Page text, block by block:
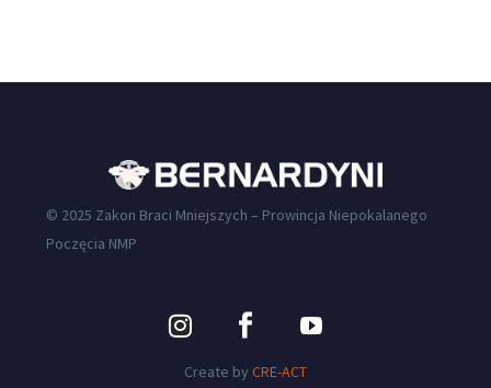
© 2025 Zakon Braci Mniejszych – Prowincja Niepokalanego
Poczęcia NMP
Create by CRE-ACT